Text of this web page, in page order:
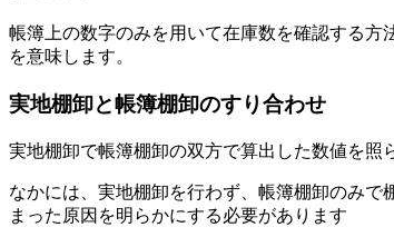
帳簿上の数字のみを用いて在庫数を確認する
を意味します。
実地棚卸と帳簿棚卸のすり合わせ
実地棚卸で帳簿棚卸の双方で算出した数値を照
なかには、実地棚卸を行わず、帳簿棚卸のみ
まった原因を明らかにする必要があります